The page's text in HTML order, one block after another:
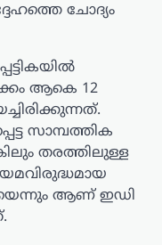
ചോദ്യം
ആകെ 12
സാമ്പത്തിക
തരത്തിലുള്ള
ആണ് ഇഡി